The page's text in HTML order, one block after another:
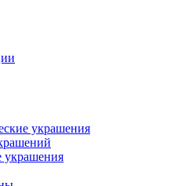
украшения